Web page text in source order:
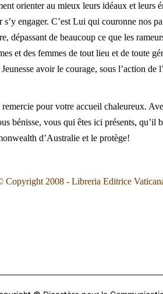
orienter au mieux leurs idéaux et leurs
engager. C’est Lui qui couronne nos
dépassant de beaucoup ce que les
et des femmes de tout lieu et de toute
avoir le courage, sous l’action
pour votre accueil chaleureux.
bénisse, vous qui êtes ici présents, qu’il
d’Australie et le protège!
Copyright 2008 - Libreria Editrice